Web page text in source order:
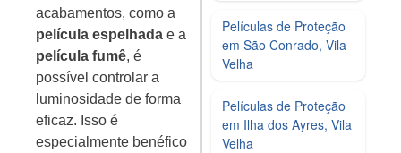
acabamentos, como a
película espelhada e a
película fumê, é
possível controlar a
luminosidade de forma
eficaz. Isso é
especialmente benéfico
Películas de Proteção
em São Conrado, Vila
Velha
Películas de Proteção
em Ilha dos Ayres, Vila
Velha